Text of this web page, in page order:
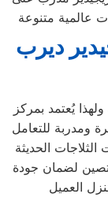
ديرب
يُعتمد بمركز
ومدربة للتعامل
الحديثة
لضمان جودة